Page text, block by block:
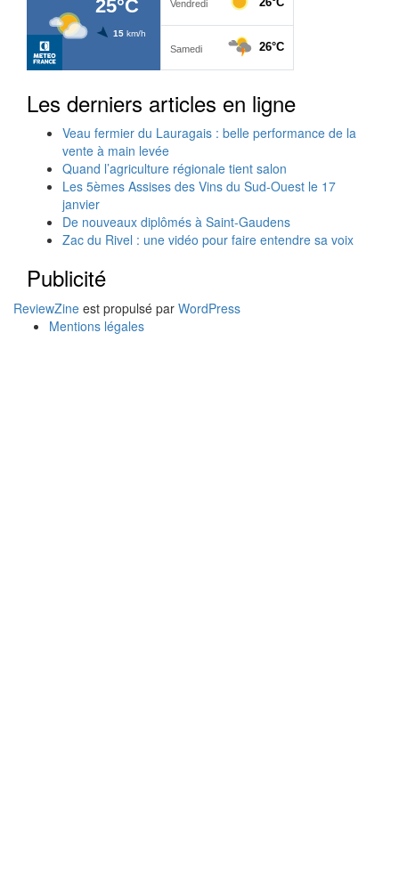
Les derniers articles en ligne
Veau fermier du Lauragais : belle performance de la
vente à main levée
Quand l’agriculture régionale tient salon
Les 5èmes Assises des Vins du Sud-Ouest le 17
janvier
De nouveaux diplômés à Saint-Gaudens
Zac du Rivel : une vidéo pour faire entendre sa voix
Publicité
ReviewZine est propulsé par WordPress
Mentions légales